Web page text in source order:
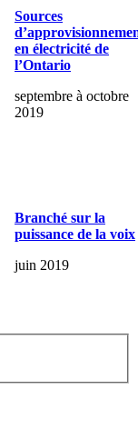
Sources
en électricité de
l’Ontario
septembre à octobre
2019
Branché sur la
puissance de la voix
juin 2019